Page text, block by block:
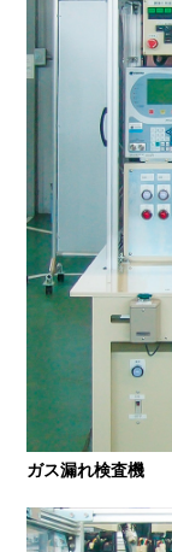
ガス漏れ検査機